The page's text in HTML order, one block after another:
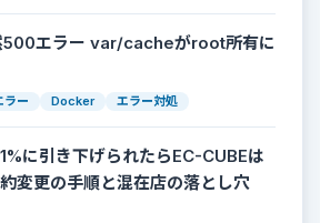
500エラー var/cacheがroot所有に
ー Docker エラー対処
に引き下げられたらEC-CUBEは
変更の手順と混在店の落とし穴